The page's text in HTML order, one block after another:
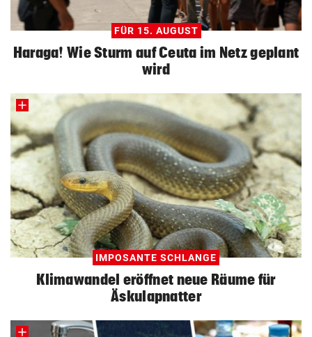
FÜR 15. AUGUST
Haraga! Wie Sturm auf Ceuta im Netz geplant
wird
IMPOSANTE SCHLANGE
Klimawandel eröffnet neue Räume für
Äskulapnatter